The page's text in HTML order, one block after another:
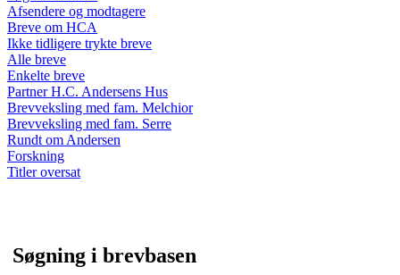
Afsendere og modtagere
Breve om HCA
Ikke tidligere trykte breve
Alle breve
Enkelte breve
Partner H.C. Andersens Hus
Brevveksling med fam. Melchior
Brevveksling med fam. Serre
Rundt om Andersen
Forskning
Titler oversat
Søgning i brevbasen